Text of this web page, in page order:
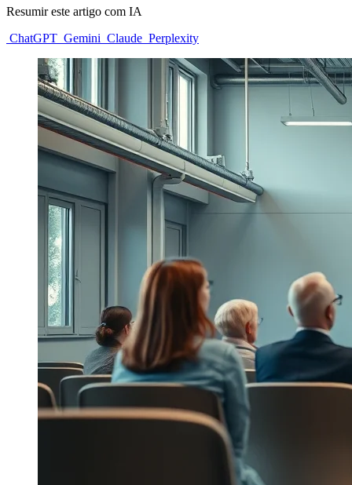
Resumir este artigo com IA
ChatGPT Gemini Claude Perplexity